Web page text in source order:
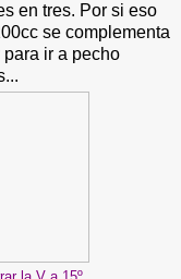
en tres. Por si eso
se complementa
ir a pecho